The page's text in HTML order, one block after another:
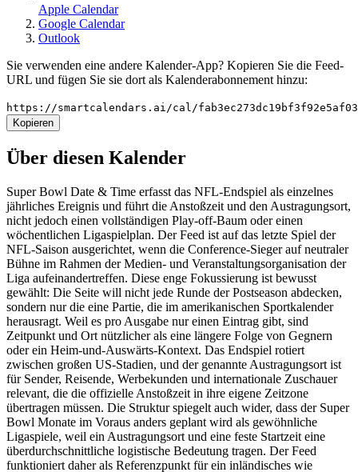
Apple Calendar
Google Calendar
Outlook
Sie verwenden eine andere Kalender-App? Kopieren Sie die Feed-
URL und fügen Sie sie dort als Kalenderabonnement hinzu:
https://smartcalendars.ai/cal/
Kopieren
Über diesen Kalender
Super Bowl Date & Time erfasst das NFL-Endspiel als einzelnes
jährliches Ereignis und führt die Anstoßzeit und den Austragungsort,
nicht jedoch einen vollständigen Play-off-Baum oder einen
wöchentlichen Ligaspielplan. Der Feed ist auf das letzte Spiel der
NFL-Saison ausgerichtet, wenn die Conference-Sieger auf neutraler
Bühne im Rahmen der Medien- und Veranstaltungsorganisation der
Liga aufeinandertreffen. Diese enge Fokussierung ist bewusst
gewählt: Die Seite will nicht jede Runde der Postseason abdecken,
sondern nur die eine Partie, die im amerikanischen Sportkalender
herausragt. Weil es pro Ausgabe nur einen Eintrag gibt, sind
Zeitpunkt und Ort nützlicher als eine längere Folge von Gegnern
oder ein Heim-und-Auswärts-Kontext. Das Endspiel rotiert
zwischen großen US-Stadien, und der genannte Austragungsort ist
für Sender, Reisende, Werbekunden und internationale Zuschauer
relevant, die die offizielle Anstoßzeit in ihre eigene Zeitzone
übertragen müssen. Die Struktur spiegelt auch wider, dass der Super
Bowl Monate im Voraus anders geplant wird als gewöhnliche
Ligaspiele, weil ein Austragungsort und eine feste Startzeit eine
überdurchschnittliche logistische Bedeutung tragen. Der Feed
funktioniert daher als Referenzpunkt für ein inländisches wie